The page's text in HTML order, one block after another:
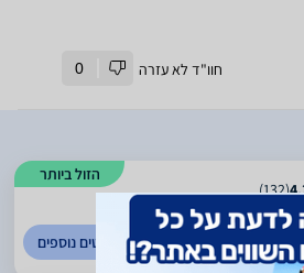
חוו"ד לא עזרה 0
הזול ביותר
(
132
)
לפרטים נוספים